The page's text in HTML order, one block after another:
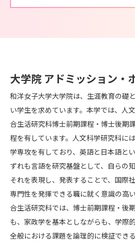
大学院 アドミッション・
和洋女子大学大学院は、生涯教育の礎
い学生を求めています。本学では、人
合生活研究科博士前期課程・博士後期
程を有しています。人文科学研究科に
学専攻を有しており、英語と日本語と
ずれも言語を研究基盤として、自らの
それを表現し、発表することで、国際
専門性を発揮できる職に就く意識の高
合生活研究科では、博士前期課程・後
も、家政学を基本としながらも、学際
全般における課題を論理的に検証でき